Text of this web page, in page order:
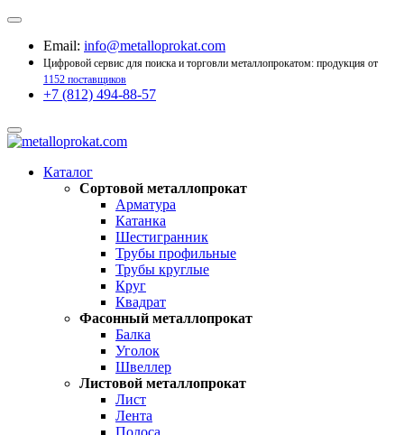
Email: info@metalloprokat.com
Цифровой сервис для поиска и торговли металлопрокатом: продукция от
1152 поставщиков
+7 (812) 494-88-57
Каталог
Сортовой металлопрокат
Арматура
Катанка
Шестигранник
Трубы профильные
Трубы круглые
Круг
Квадрат
Фасонный металлопрокат
Балка
Уголок
Швеллер
Листовой металлопрокат
Лист
Лента
Полоса